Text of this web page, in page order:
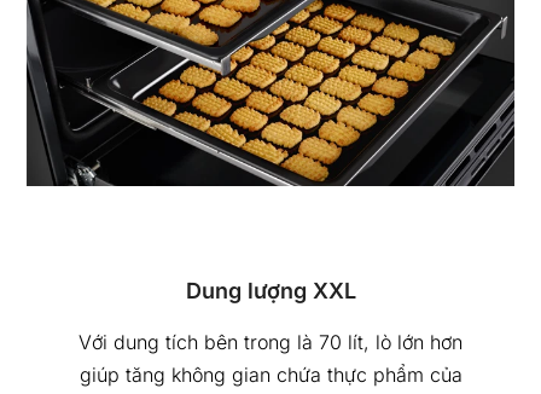
Dung lượng XXL
Với dung tích bên trong là 70 lít, lò lớn hơn
giúp tăng không gian chứa thực phẩm của